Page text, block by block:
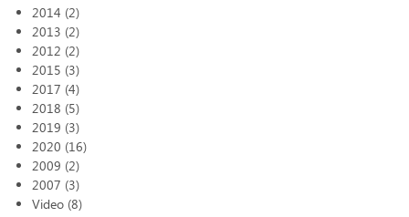
2014 (2)
2013 (2)
2012 (2)
2015 (3)
2017 (4)
2018 (5)
2019 (3)
2020 (16)
2009 (2)
2007 (3)
Video (8)